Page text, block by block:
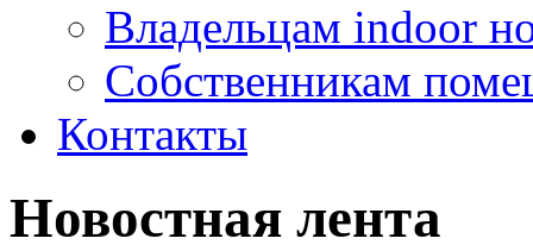
Владельцам indoor
Собственникам
Контакты
Новостная лента